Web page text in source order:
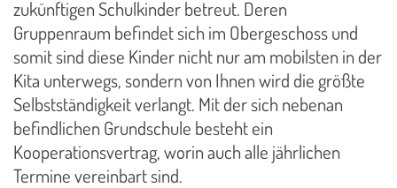
zukünftigen Schulkinder betreut. Deren
Gruppenraum befindet sich im Obergeschoss und
somit sind diese Kinder nicht nur am mobilsten in der
Kita unterwegs, sondern von Ihnen wird die größte
Selbstständigkeit verlangt. Mit der sich nebenan
befindlichen Grundschule besteht ein
Kooperationsvertrag, worin auch alle jährlichen
Termine vereinbart sind.